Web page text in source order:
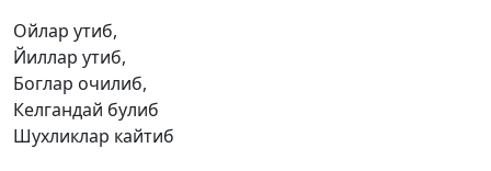
Ойлар утиб,
Йиллар утиб,
Боглар очилиб,
Келгандай булиб
Шухликлар кайтиб